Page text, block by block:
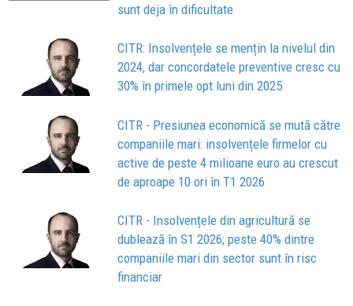
sunt deja în dificultate
CITR: Insolvențele se mențin la nivelul din
2024, dar concordatele preventive cresc cu
30% în primele opt luni din 2025
CITR - Presiunea economică se mută către
companiile mari: insolvențele firmelor cu
active de peste 4 milioane euro au crescut
de aproape 10 ori în T1 2026
CITR - Insolvențele din agricultură se
dublează în S1 2026; peste 40% dintre
companiile mari din sector sunt în risc
financiar